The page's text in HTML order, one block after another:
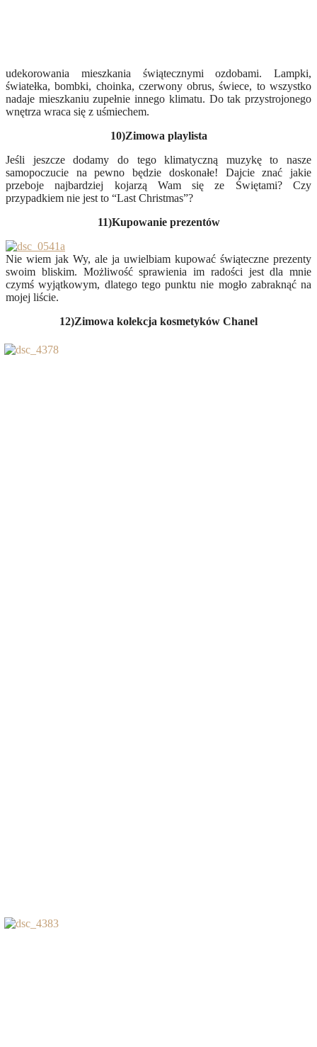
udekorowania mieszkania świątecznymi ozdobami. Lampki,
światełka, bombki, choinka, czerwony obrus, świece, to wszystko
nadaje mieszkaniu zupełnie innego klimatu. Do tak przystrojonego
wnętrza wraca się z uśmiechem.
10)Zimowa playlista
Jeśli jeszcze dodamy do tego klimatyczną muzykę to nasze
samopoczucie na pewno będzie doskonałe! Dajcie znać jakie
przeboje najbardziej kojarzą Wam się ze Świętami? Czy
przypadkiem nie jest to “Last Christmas”?
11)Kupowanie prezentów
Nie wiem jak Wy, ale ja uwielbiam kupować świąteczne prezenty
swoim bliskim. Możliwość sprawienia im radości jest dla mnie
czymś wyjątkowym, dlatego tego punktu nie mogło zabraknąć na
mojej liście.
12)Zimowa kolekcja kosmetyków Chanel